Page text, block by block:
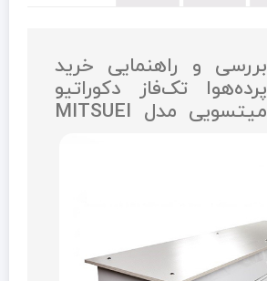
بررسی و راهنمایی خرید
پرده‌هوا تک‌فاز دکوراتیو
میتسویی مدل MITSUEI